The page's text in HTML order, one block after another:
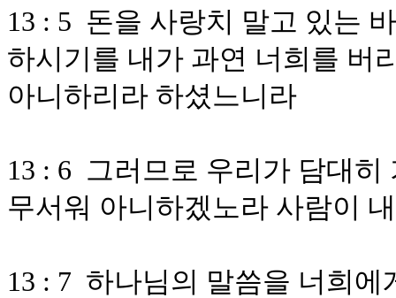
13 : 5 돈을 사랑치 말고 있는
하시기를 내가 과연 너희를 버
아니하리라 하셨느니라
13 : 6 그러므로 우리가 담대
무서워 아니하겠노라 사람이
13 : 7 하나님의 말씀을 너희